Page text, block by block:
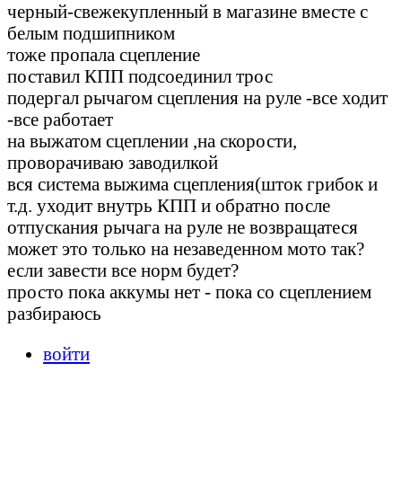
черный-свежекупленный в магазине вместе с
белым подшипником
тоже пропала сцепление
поставил КПП подсоединил трос
подергал рычагом сцепления на руле -все ходит
-все работает
на выжатом сцеплении ,на скорости,
проворачиваю заводилкой
вся система выжима сцепления(шток грибок и
т.д. уходит внутрь КПП и обратно после
отпускания рычага на руле не возвращатеся
может это только на незаведенном мото так?
если завести все норм будет?
просто пока аккумы нет - пока со сцеплением
разбираюсь
войти